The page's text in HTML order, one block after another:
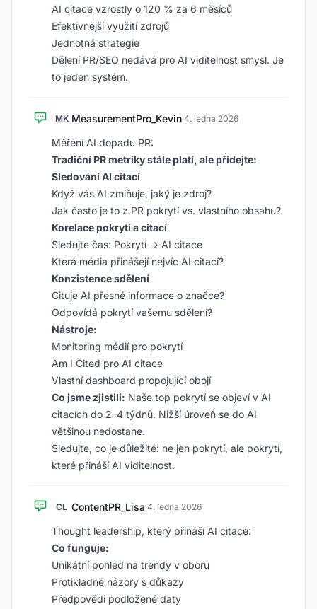
AI citace vzrostly o 120 % za 6 měsíců
Efektivnější využití zdrojů
Jednotná strategie
Dělení PR/SEO nedává pro AI viditelnost smysl. Je
to jeden systém.
MK MeasurementPro_Kevin·4. ledna 2026
Měření AI dopadu PR:
Tradiční PR metriky stále platí, ale přidejte:
Sledování AI citací
Když vás AI zmiňuje, jaký je zdroj?
Jak často je to z PR pokrytí vs. vlastního obsahu?
Korelace pokrytí a citací
Sledujte čas: Pokrytí → AI citace
Která média přinášejí nejvíc AI citací?
Konzistence sdělení
Cituje AI přesné informace o značce?
Odpovídá pokrytí vašemu sdělení?
Nástroje:
Monitoring médií pro pokrytí
Am I Cited pro AI citace
Vlastní dashboard propojující obojí
Co jsme zjistili: Naše top pokrytí se objeví v AI
citacích do 2–4 týdnů. Nižší úroveň se do AI
většinou nedostane.
Sledujte, co je důležité: ne jen pokrytí, ale pokrytí,
které přináší AI viditelnost.
CL ContentPR_Lisa·4. ledna 2026
Thought leadership, který přináší AI citace:
Co funguje:
Unikátní pohled na trendy v oboru
Protikladné názory s důkazy
Předpovědi podložené daty